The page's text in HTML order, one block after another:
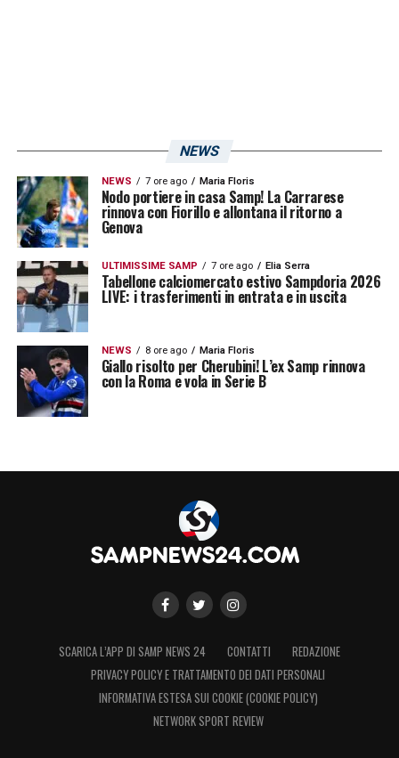
LA PLAYLIST DELLE NOSTRE TOP NEWS
NEWS
NEWS 7 ore ago Maria Floris
Nodo portiere in casa Samp! La Carrarese
rinnova con Fiorillo e allontana il ritorno a
Genova
ULTIMISSIME SAMP 7 ore ago Elia Serra
Tabellone calciomercato estivo Sampdoria 2026
LIVE: i trasferimenti in entrata e in uscita
NEWS 8 ore ago Maria Floris
Giallo risolto per Cherubini! L’ex Samp rinnova
con la Roma e vola in Serie B
SCARICA L’APP DI SAMP NEWS 24 CONTATTI
REDAZIONE
PRIVACY POLICY E TRATTAMENTO DEI DATI PERSONALI
INFORMATIVA ESTESA SUI COOKIE (COOKIE POLICY)
NETWORK SPORT REVIEW